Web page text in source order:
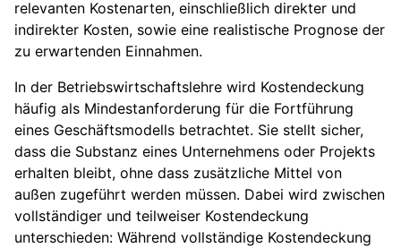
relevanten Kostenarten, einschließlich direkter und
indirekter Kosten, sowie eine realistische Prognose der
zu erwartenden Einnahmen.
In der Betriebswirtschaftslehre wird Kostendeckung
häufig als Mindestanforderung für die Fortführung
eines Geschäftsmodells betrachtet. Sie stellt sicher,
dass die Substanz eines Unternehmens oder Projekts
erhalten bleibt, ohne dass zusätzliche Mittel von
außen zugeführt werden müssen. Dabei wird zwischen
vollständiger und teilweiser Kostendeckung
unterschieden: Während vollständige Kostendeckung